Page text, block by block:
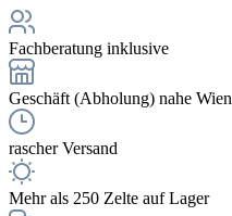
Fachberatung inklusive
Geschäft (Abholung) nahe Wien
rascher Versand
Mehr als 250 Zelte auf Lager